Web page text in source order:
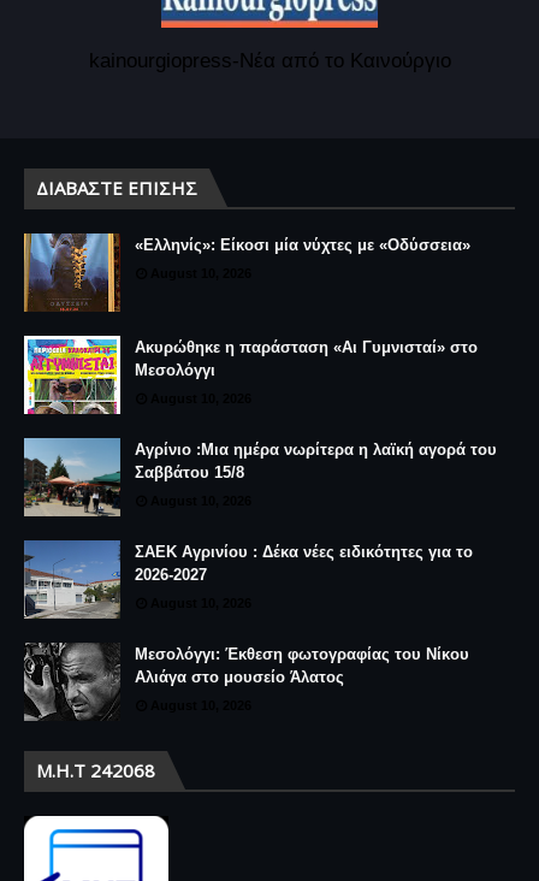
kainourgiopress-Νέα από το Καινούργιο
ΔΙΑΒΆΣΤΕ ΕΠΊΣΗΣ
«Ελληνίς»: Είκοσι μία νύχτες με «Οδύσσεια»
Ακυρώθηκε η παράσταση «Αι Γυμνισταί» στο
Μεσολόγγι
Αγρίνιο :Μια ημέρα νωρίτερα η λαϊκή αγορά του
Σαββάτου 15/8
ΣΑΕΚ Αγρινίου : Δέκα νέες ειδικότητες για το
2026-2027
Μεσολόγγι: Έκθεση φωτογραφίας του Νίκου
Αλιάγα στο μουσείο Άλατος
Μ.Η.Τ 242068